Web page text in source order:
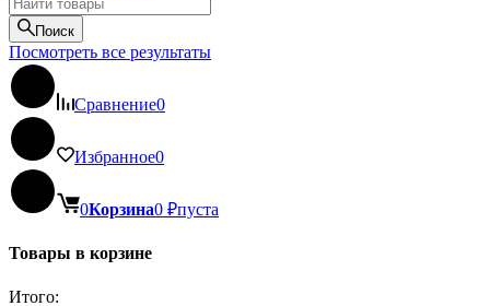
Поиск
Посмотреть все результаты
Сравнение0
Избранное0
0Корзина0 ₽пуста
Товары в корзине
Итого: